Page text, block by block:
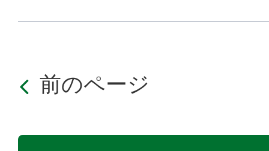
前のページ